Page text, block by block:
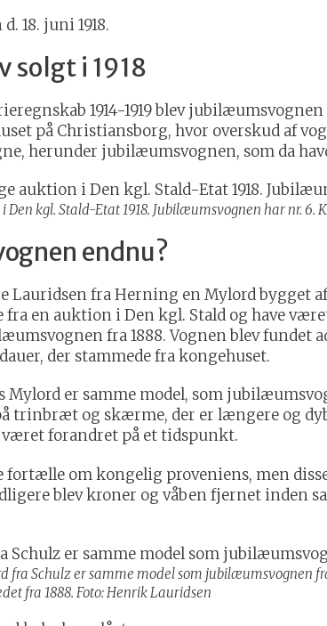
18. juni 1918.
solgt i 1918
1914-1919 blev jubilæumsvognen
på Christiansborg, hvor overskud af
herunder jubilæumsvognen, som da
kgl. Stald-Etat 1918. Jubilæumsvognen har nr. 6.
endnu?
Lauridsen fra Herning en Mylord bygget
fra en auktion i Den kgl. Stald og have
fra 1888. Vognen blev fundet
der stammede fra kongehuset.
Mylord er samme model, som
trinbræt og skærme, der er længere og
forandret på et tidspunkt.
om kongelig proveniens, men
blev kroner og våben fjernet inden
fra Schulz er samme model som jubilæumsvognen
fra 1888. Foto: Henrik Lauridsen